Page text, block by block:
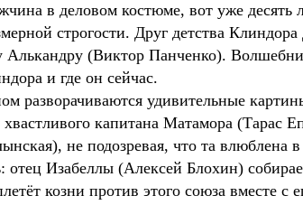
в деловом костюме, вот уже десять
строгости. Друг детства
Алькандру (Виктор Панченко).
и где он сейчас.
разворачиваются удивительные
хвастливого капитана Матамора (Тарас
не подозревая, что та влюблена
отец Изабеллы (Алексей Блохин)
козни против этого союза